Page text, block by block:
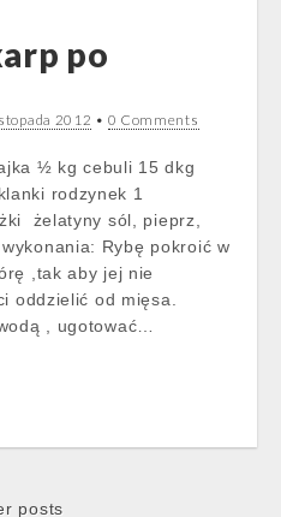
po
2012 • 0 Comments
½ kg cebuli 15 dkg
rodzynek 1
żelatyny sól, pieprz,
Rybę pokroić w
,tak aby jej nie
oddzielić od mięsa.
, ugotować…
posts